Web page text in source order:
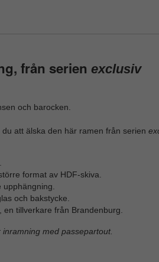
från serien exclusiv
och barocken.
att älska den här ramen från serien
format av HDF-skiva.
och bakstycke.
tillverkare från Brandenburg.
med passepartout.